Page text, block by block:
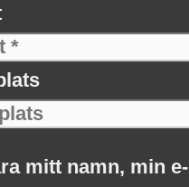
mitt namn, min e-